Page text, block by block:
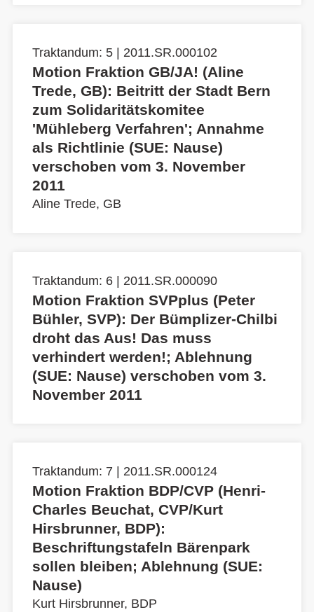
Traktandum: 5 | 2011.SR.000102
Motion Fraktion GB/JA! (Aline
Trede, GB): Beitritt der Stadt Bern
zum Solidaritätskomitee
'Mühleberg Verfahren'; Annahme
als Richtlinie (SUE: Nause)
verschoben vom 3. November
2011
Aline Trede, GB
Traktandum: 6 | 2011.SR.000090
Motion Fraktion SVPplus (Peter
Bühler, SVP): Der Bümplizer-Chilbi
droht das Aus! Das muss
verhindert werden!; Ablehnung
(SUE: Nause) verschoben vom 3.
November 2011
Traktandum: 7 | 2011.SR.000124
Motion Fraktion BDP/CVP (Henri-
Charles Beuchat, CVP/Kurt
Hirsbrunner, BDP):
Beschriftungstafeln Bärenpark
sollen bleiben; Ablehnung (SUE:
Nause)
Kurt Hirsbrunner, BDP